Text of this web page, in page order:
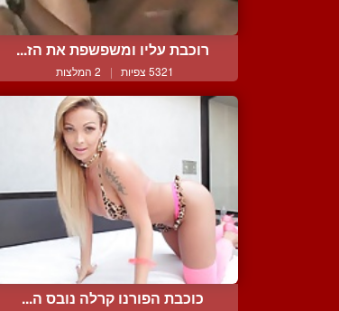
רוכבת עליו ומשפשפת את הז...
5321 צפיות | 2 המלצות
כוכבת הפורנו קרלה נובס ה...